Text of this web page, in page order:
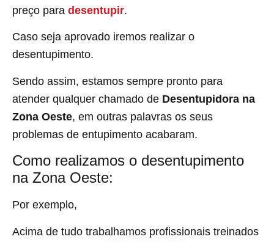
preço para desentupir.
Caso seja aprovado iremos realizar o
desentupimento.
Sendo assim, estamos sempre pronto para
atender qualquer chamado de Desentupidora na
Zona Oeste, em outras palavras os seus
problemas de entupimento acabaram.
Como realizamos o desentupimento
na Zona Oeste:
Por exemplo,
Acima de tudo trabalhamos profissionais treinados